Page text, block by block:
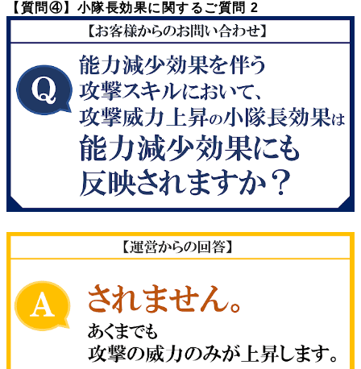
【質問④】小隊長効果に関するご質問 2